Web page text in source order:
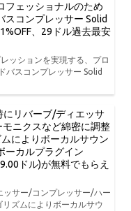
フェッショナルのため
スコンプレッサー Solid
、29ドル過去最安
ッションを実現する、プロ
バスコンプレッサー Solid
リバーブ/ディエッサ
ニクスなど綿密に調整
によりボーカルサウン
ーカルプラグイン
ドル)が無料でもらえ
サー/コンプレッサー/ハー
ズムによりボーカルサウ